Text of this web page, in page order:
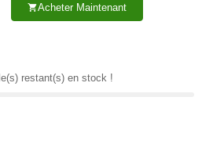
shopping_cartAcheter Maintenant
restant(s) en stock !